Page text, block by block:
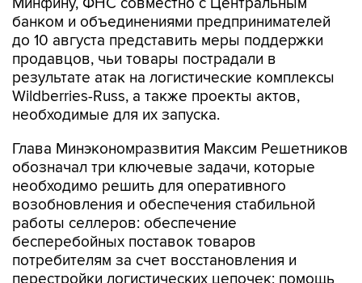
Минфину, ФНС совместно с Центральным
банком и объединениями предпринимателей
до 10 августа представить меры поддержки
продавцов, чьи товары пострадали в
результате атак на логистические комплексы
Wildberries-Russ, а также проекты актов,
необходимые для их запуска.
Глава Минэкономразвития Максим Решетников
обозначал три ключевые задачи, которые
необходимо решить для оперативного
возобновления и обеспечения стабильной
работы селлеров: обеспечение
бесперебойных поставок товаров
потребителям за счет восстановления и